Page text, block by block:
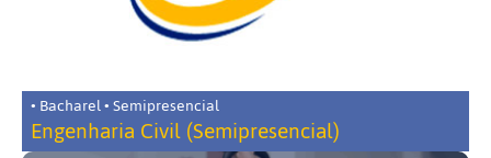
• Bacharel • Semipresencial
Engenharia Civil (Semipresencial)